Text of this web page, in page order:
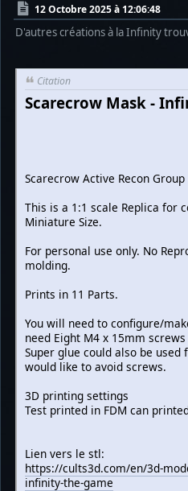
12 Octobre 2025 à 12:06:48
D'autres créations à la Infinity
Citation
Scarecrow Mask -
Scarecrow Active Recon
This is a 1:1 scale Replica for
Miniature Size.
For personal use only. No
molding.
Prints in 11 Parts.
You will need to configure/
need Eight M4 x 15mm
Super glue could also be
would like to avoid screws.
3D printing settings
Test printed in FDM can
Lien vers le stl:
https://cults3d.com/en/3d-
infinity-the-game